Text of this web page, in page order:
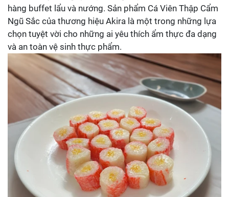
hàng buffet lẩu và nướng. Sản phẩm Cá Viên Thập Cẩm
Ngũ Sắc của thương hiệu Akira là một trong những lựa
chọn tuyệt vời cho những ai yêu thích ẩm thực đa dạng
và an toàn vệ sinh thực phẩm.